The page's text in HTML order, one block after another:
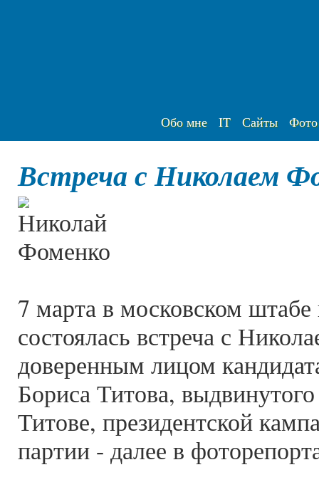
Обо мне IT Сайты Фото
Встреча с Николаем
7 марта в московском штабе
состоялась встреча с
доверенным лицом
Бориса Титова,
Титове, президентской
партии - далее в